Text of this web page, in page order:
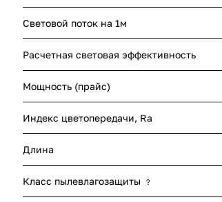
Световой поток на 1м
Расчетная световая эффективность
Мощность (прайс)
Индекс цветопередачи, Ra
Длина
Класс пылевлагозащиты ?